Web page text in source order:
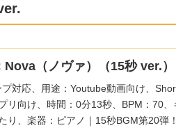
（ノヴァ）（15秒 ver.）
対応、用途：Youtube動画向け、
リ向け、時間：0分13秒、BPM：70
り、楽器：ピアノ｜15秒BGM第20弾